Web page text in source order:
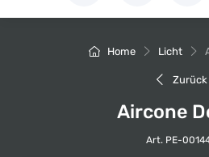
Home Licht
Zurück
Aircone
Art. PE-